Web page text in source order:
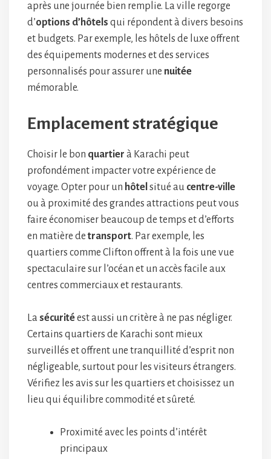
après une journée bien remplie. La ville regorge
d’options d’hôtels qui répondent à divers besoins
et budgets. Par exemple, les hôtels de luxe offrent
des équipements modernes et des services
personnalisés pour assurer une nuitée
mémorable.
Emplacement stratégique
Choisir le bon quartier à Karachi peut
profondément impacter votre expérience de
voyage. Opter pour un hôtel situé au centre-ville
ou à proximité des grandes attractions peut vous
faire économiser beaucoup de temps et d’efforts
en matière de transport. Par exemple, les
quartiers comme Clifton offrent à la fois une vue
spectaculaire sur l’océan et un accès facile aux
centres commerciaux et restaurants.
Lasécuritéest aussi un critère à ne pas négliger.
Certains quartiers de Karachi sont mieux
surveillés et offrent une tranquillité d’esprit non
négligeable, surtout pour les visiteurs étrangers.
Vérifiez les avis sur les quartiers et choisissez un
lieu qui équilibre commodité et sûreté.
Proximité avec les points d’intérêt
principaux